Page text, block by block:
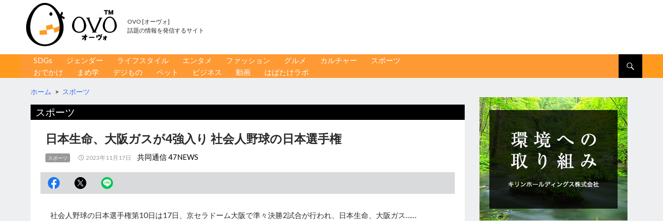
OVO [オーヴォ]
話題の情報を発信するサイト
コンテンツへ移動
SDGs ジェンダー ライフスタイル エンタメ ファッション グルメ カルチャー
スポーツ
おでかけ
まめ学 デジもの ペット ビジネス 動画 はばたけラボ
ホーム > スポーツ
スポーツ
日本生命、大阪ガスが4強入り 社会人野球の日本選手権
スポーツ 2023年11月17日 共同通信 47NEWS
社会人野球の日本選手権第10日は17日、京セラドーム大阪で準々決勝2試合が行われ、日本生命、大阪ガス……